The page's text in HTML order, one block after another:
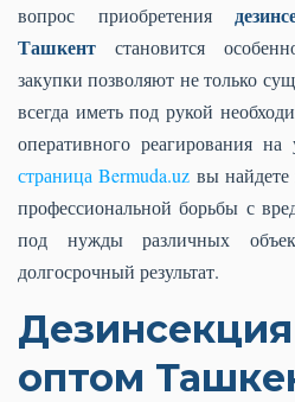
вопрос приобретения
Ташкент становится
закупки позволяют не только
всегда иметь под рукой
оперативного реагирования
страница Bermuda.uz вы
профессиональной борьбы с
под нужды различных
долгосрочный результат.
оптом